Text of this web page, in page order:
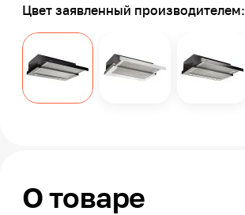
Цвет заявленный производителем:
О товаре